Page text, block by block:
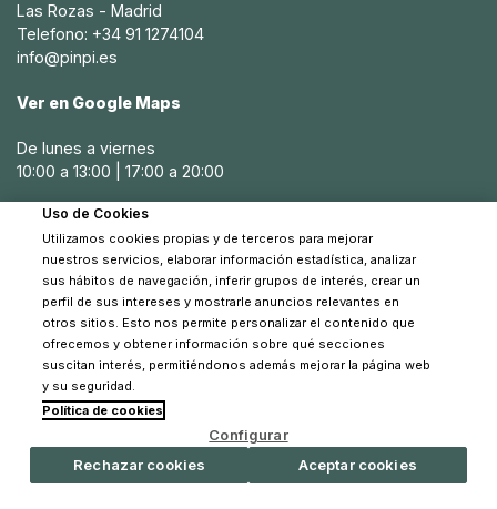
Las Rozas - Madrid
Telefono: +34 91 1274104
info@pinpi.es
Ver en Google Maps
De lunes a viernes
10:00 a 13:00 | 17:00 a 20:00
Sábados
10:30 a 14:00
© 2026 Pinpi - Todos los derechos reservados
Uso de Cookies
Utilizamos cookies propias y de terceros para mejorar
nuestros servicios, elaborar información estadística, analizar
sus hábitos de navegación, inferir grupos de interés, crear un
perfil de sus intereses y mostrarle anuncios relevantes en
otros sitios. Esto nos permite personalizar el contenido que
ofrecemos y obtener información sobre qué secciones
suscitan interés, permitiéndonos además mejorar la página web
y su seguridad.
Política de cookies
Configurar
Rechazar cookies
Aceptar cookies